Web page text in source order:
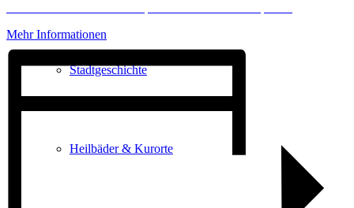
Stadtgeschichte
Heilbäder & Kurorte
Mehr Informationen